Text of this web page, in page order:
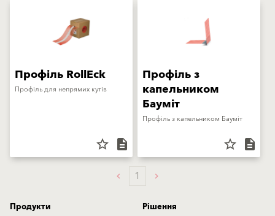
Профіль RollEck
Профіль для непрямих кутів
star_border description
Профіль з
капельником
Бауміт
Профіль з капельником Бауміт
star_border description
1
Продукти
Рішення